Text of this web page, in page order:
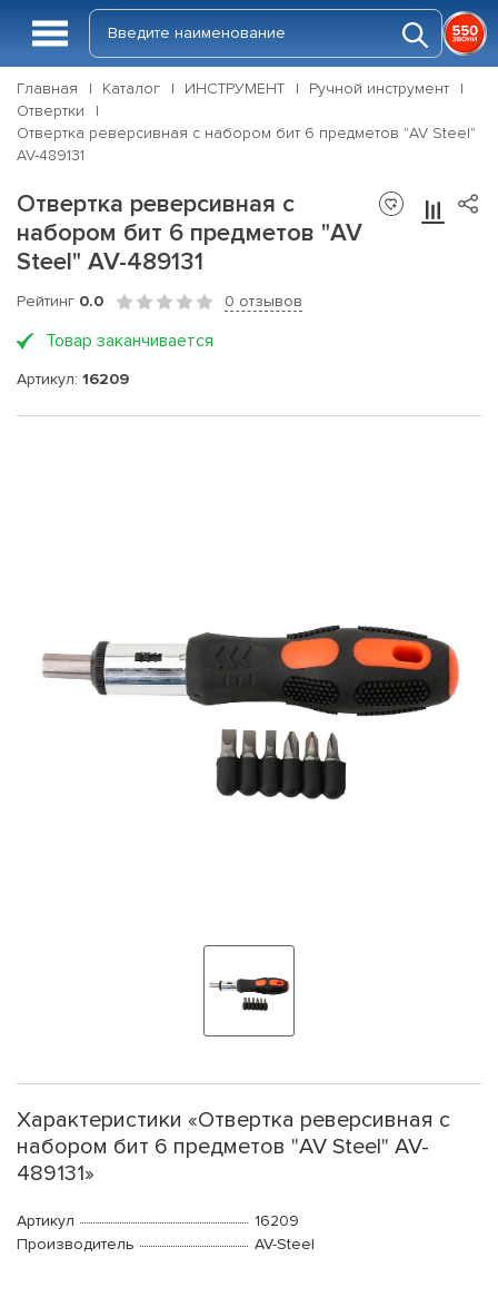
Главная Каталог ИНСТРУМЕНТ
Ручной инструмент
Отвертки
Отвертка реверсивная с набором бит 6 предметов "AV Steel"
AV-489131
Отвертка реверсивная с
набором бит 6 предметов "AV
Steel" AV-489131
Рейтинг 0.0 0 отзывов
Товар заканчивается
Артикул: 16209
Характеристики «Отвертка реверсивная с
набором бит 6 предметов "AV Steel" AV-
489131»
Артикул
16209
Производитель
AV-Steel